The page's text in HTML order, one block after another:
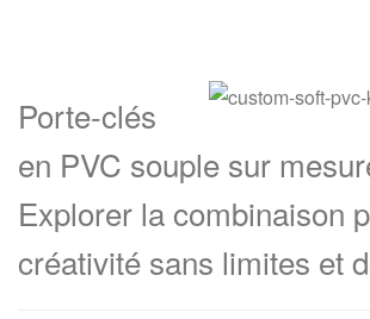
Porte-clés
en PVC souple sur
Explorer la combinaison
créativité sans limites et